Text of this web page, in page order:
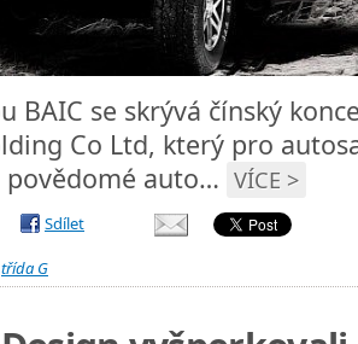
BAIC se skrývá čínský
Co Ltd, který pro
auto… VÍCE >
Sdílet
třída G